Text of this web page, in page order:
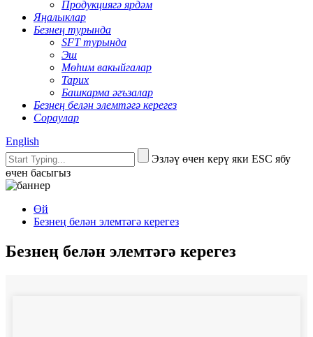
Продукциягә ярдәм
Яңалыклар
Безнең турында
SFT турында
Эш
Мөһим вакыйгалар
Тарих
Башкарма әгъзалар
Безнең белән элемтәгә керегез
Сораулар
English
Эзләү өчен керү яки ESC ябу
өчен басыгыз
Өй
Безнең белән элемтәгә керегез
Безнең белән элемтәгә керегез